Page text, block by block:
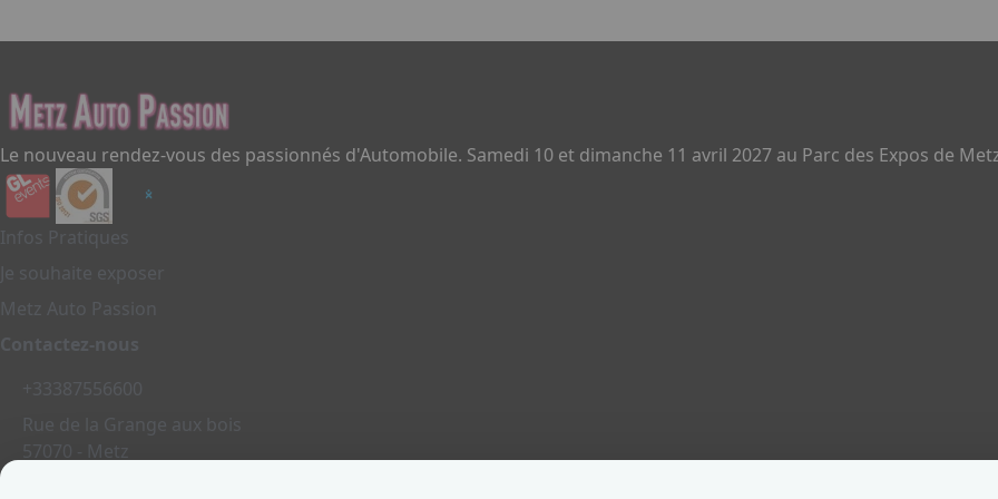
Le nouveau rendez-vous des passionnés d'Automobile. Samedi 10 et dimanche 11 avril 2027 au Parc des Expos de
Infos Pratiques
Je souhaite exposer
Metz Auto Passion
Contactez-nous
+33387556600
Rue de la Grange aux bois
57070 - Metz